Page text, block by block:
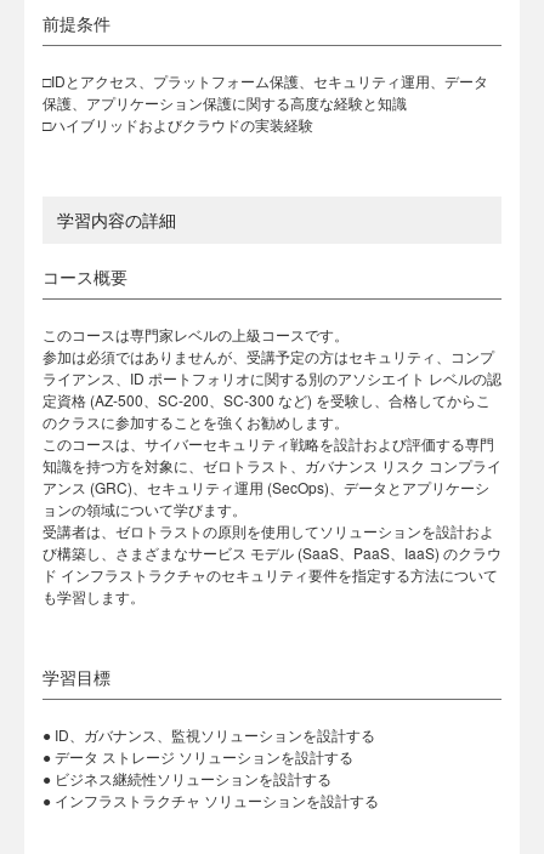
前提条件
□IDとアクセス、プラットフォーム保護、セキュリティ運用、データ
保護、アプリケーション保護に関する高度な経験と知識
□ハイブリッドおよびクラウドの実装経験
学習内容の詳細
コース概要
このコースは専門家レベルの上級コースです。
参加は必須ではありませんが、受講予定の方はセキュリティ、コンプ
ライアンス、ID ポートフォリオに関する別のアソシエイト レベルの認
定資格 (AZ-500、SC-200、SC-300 など) を受験し、合格してからこ
のクラスに参加することを強くお勧めします。
このコースは、サイバーセキュリティ戦略を設計および評価する専門
知識を持つ方を対象に、ゼロトラスト、ガバナンス リスク コンプライ
アンス (GRC)、セキュリティ運用 (SecOps)、データとアプリケーシ
ョンの領域について学びます。
受講者は、ゼロトラストの原則を使用してソリューションを設計およ
び構築し、さまざまなサービス モデル (SaaS、PaaS、IaaS) のクラウ
ド インフラストラクチャのセキュリティ要件を指定する方法について
も学習します。
学習目標
● ID、ガバナンス、監視ソリューションを設計する
● データ ストレージ ソリューションを設計する
● ビジネス継続性ソリューションを設計する
● インフラストラクチャ ソリューションを設計する